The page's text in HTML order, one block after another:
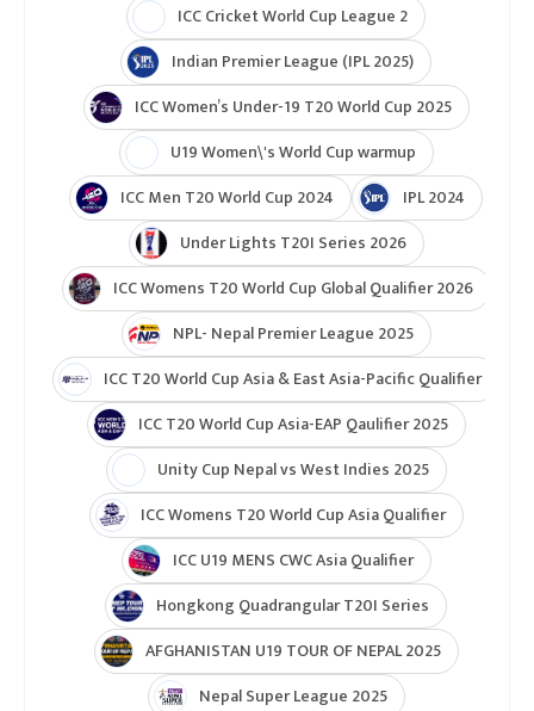
ICC Cricket World Cup League 2
Indian Premier League (IPL 2025)
ICC Women’s Under-19 T20 World Cup 2025
U19 Women\'s World Cup warmup
ICC Men T20 World Cup 2024
IPL 2024
Under Lights T20I Series 2026
ICC Womens T20 World Cup Global Qualifier 2026
NPL- Nepal Premier League 2025
ICC T20 World Cup Asia & East Asia-Pacific Qualifier
ICC T20 World Cup Asia-EAP Qaulifier 2025
Unity Cup Nepal vs West Indies 2025
ICC Womens T20 World Cup Asia Qualifier
ICC U19 MENS CWC Asia Qualifier
Hongkong Quadrangular T20I Series
AFGHANISTAN U19 TOUR OF NEPAL 2025
Nepal Super League 2025